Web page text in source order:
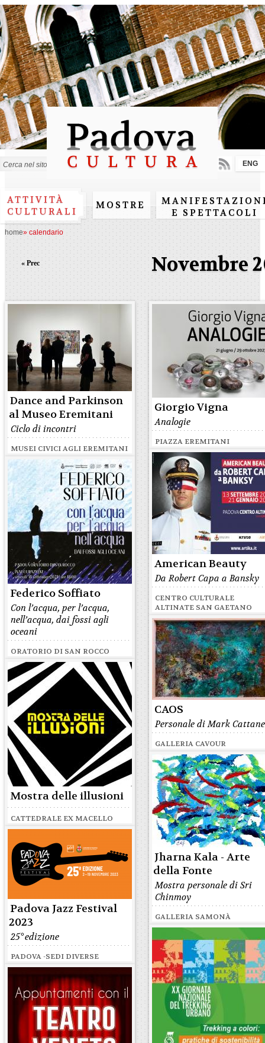
Salta al
contenuto
principale
ATTIVITÀ
CULTURALI
MOSTRE
E SPETTACOLI
ENG
home» calendario
Novembre
« Prec
Dance and Parkinson
al Museo Eremitani
Ciclo di incontri
MUSEI CIVICI AGLI EREMITANI
Giorgio Vigna
Analogie
PIAZZA EREMITANI
American Beauty
Da Robert Capa a Bansky
CENTRO CULTURALE
ALTINATE SAN GAETANO
Federico Soffiato
Con l’acqua, per l’acqua,
nell’acqua, dai fossi agli
oceani
ORATORIO DI SAN ROCCO
CAOS
Personale di Mark
GALLERIA CAVOUR
Mostra delle illusioni
CATTEDRALE EX MACELLO
Jharna Kala - Arte
della Fonte
Mostra personale di Sri
Chinmoy
GALLERIA SAMONÀ
Padova Jazz Festival
2023
25° edizione
PADOVA -SEDI DIVERSE